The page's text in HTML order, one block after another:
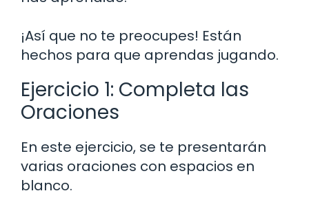
¡Así que no te preocupes! Están
hechos para que aprendas jugando.
Ejercicio 1: Completa las
Oraciones
En este ejercicio, se te presentarán
varias oraciones con espacios en
blanco.